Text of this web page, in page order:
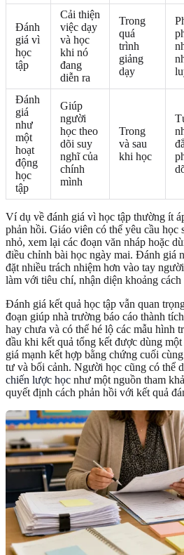
Đánh
giá vì
học
tập
Cải thiện
việc dạy
và học
khi nó
đang
diễn ra
Trong
quá
trình
giảng
dạy
Đánh
giá
như
một
hoạt
động
học
tập
Giúp
người
học theo
dõi suy
nghĩ của
chính
mình
Trong
và sau
khi học
Ví dụ về đánh giá vì học tập thường ít
phản hồi. Giáo viên có thể yêu cầu học
nhỏ, xem lại các đoạn văn nháp hoặc
điều chỉnh bài học ngày mai. Đánh giá
đặt nhiều trách nhiệm hơn vào tay
làm với tiêu chí, nhận diện khoảng
Đánh giá kết quả học tập vẫn quan
đoạn giúp nhà trường báo cáo thành
hay chưa và có thể hé lộ các mẫu hình
đầu khi kết quả tổng kết được dùng
giá mạnh kết hợp bằng chứng cuối
tư và bối cảnh. Người học cũng có thể
chiến lược học như một nguồn tham
quyết định cách phản hồi với kết quả